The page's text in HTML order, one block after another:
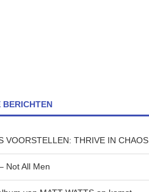
BERICHTEN
VOORSTELLEN: THRIVE IN CHAOS
Not All Men